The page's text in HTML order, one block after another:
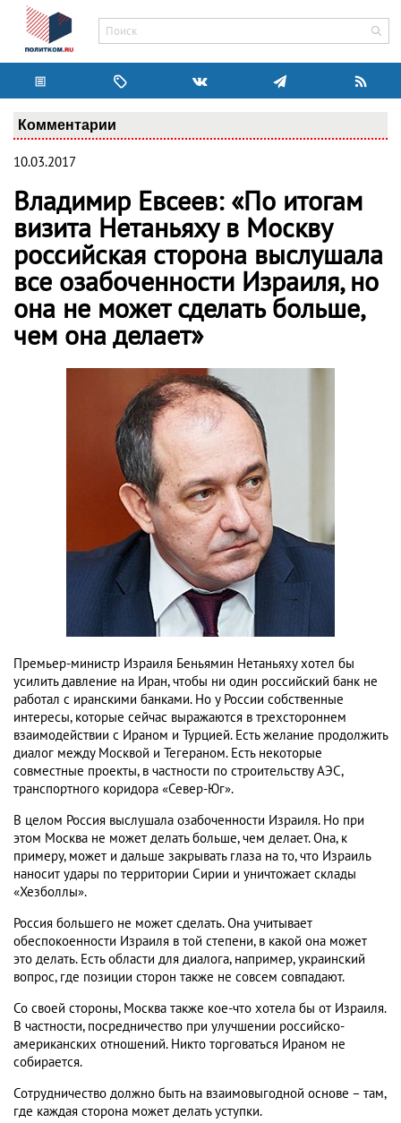
Комментарии
10.03.2017
Владимир Евсеев: «По итогам
визита Нетаньяху в Москву
российская сторона выслушала
все озабоченности Израиля, но
она не может сделать больше,
чем она делает»
Премьер-министр Израиля Беньямин Нетаньяху хотел бы
усилить давление на Иран, чтобы ни один российский банк не
работал с иранскими банками. Но у России собственные
интересы, которые сейчас выражаются в трехстороннем
взаимодействии с Ираном и Турцией. Есть желание продолжить
диалог между Москвой и Тегераном. Есть некоторые
совместные проекты, в частности по строительству АЭС,
транспортного коридора «Север-Юг».
В целом Россия выслушала озабоченности Израиля. Но при
этом Москва не может делать больше, чем делает. Она, к
примеру, может и дальше закрывать глаза на то, что Израиль
наносит удары по территории Сирии и уничтожает склады
«Хезболлы».
Россия большего не может сделать. Она учитывает
обеспокоенности Израиля в той степени, в какой она может
это делать. Есть области для диалога, например, украинский
вопрос, где позиции сторон также не совсем совпадают.
Со своей стороны, Москва также кое-что хотела бы от Израиля.
В частности, посредничество при улучшении российско-
американских отношений. Никто торговаться Ираном не
собирается.
Сотрудничество должно быть на взаимовыгодной основе – там,
где каждая сторона может делать уступки.